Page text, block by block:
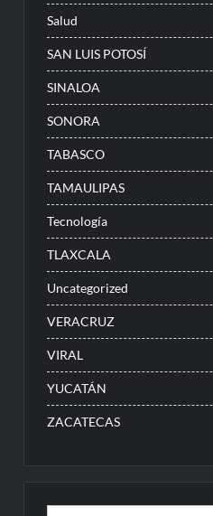
Salud
SAN LUIS POTOSÍ
SINALOA
SONORA
TABASCO
TAMAULIPAS
Tecnología
TLAXCALA
Uncategorized
VERACRUZ
VIRAL
YUCATÁN
ZACATECAS